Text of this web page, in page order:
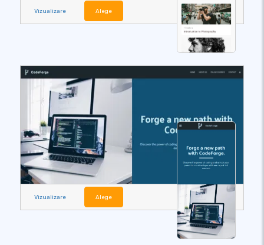
Vizualizare Alege
Vizualizare Alege